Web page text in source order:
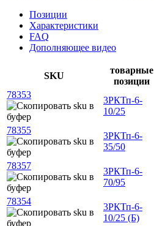
Позиции
Характеристики
FAQ
Дополняющее видео
SKU
товарные
позиции
78353
3РКТп-6-
10/25
78355
3РКТп-6-
35/50
78357
3РКТп-6-
70/95
78354
3РКТп-6-
10/25 (Б)